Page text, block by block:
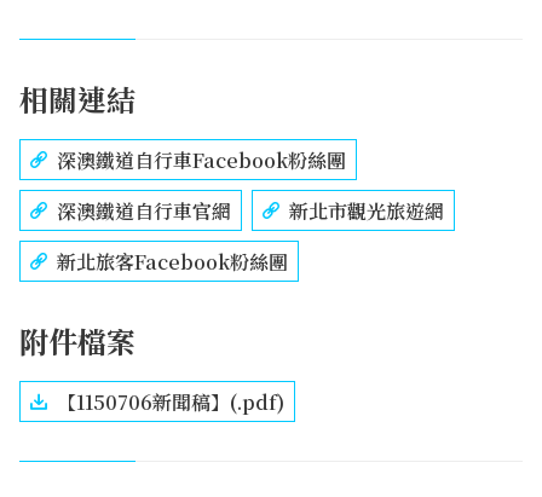
相關連結
深澳鐵道自行車Facebook粉絲團
深澳鐵道自行車官網
新北市觀光旅遊網
新北旅客Facebook粉絲團
附件檔案
【1150706新聞稿】(.pdf)